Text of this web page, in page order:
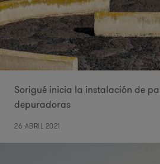
Sorigué inicia la instalación de
depuradoras
26 ABRIL 2021